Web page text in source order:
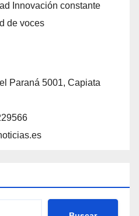
Innovación constante
de voces
Paraná 5001, Capiata